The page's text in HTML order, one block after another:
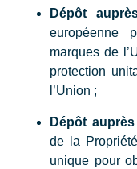
Dépôt
européenne
marques de
protection
l’Union ;
Dépôt auprès
de la
unique pour